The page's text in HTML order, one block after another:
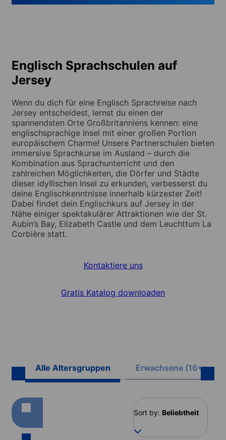
Englisch Sprachschulen auf
Jersey
Wenn du dich für eine Englisch Sprachreise nach
Jersey entscheidest, lernst du einen der
spannendsten Orte Großbritanniens kennen: eine
englischsprachige Insel mit einer großen Portion
europäischem Charme! Unsere Partnerschulen bieten
immersive Sprachkurse im Ausland – durch die
Kombination aus Sprachunterricht und den
zahlreichen Möglichkeiten, die Dörfer und Städte
dieser idyllischen Insel zu erkunden, verbesserst du
deine Englischkenntnisse innerhalb kürzester Zeit!
Dabei findet dein Englischkurs auf Jersey in der
Nähe einiger spektakulärer Attraktionen wie der St.
Aubin’s Bay, Elizabeth Castle und dem Leuchttum La
Corbière statt.
Kontaktiere uns
Gratis Katalog downloaden
Alle Altersgruppen Erwachsene (16+)
Sort by: Beliebtheit